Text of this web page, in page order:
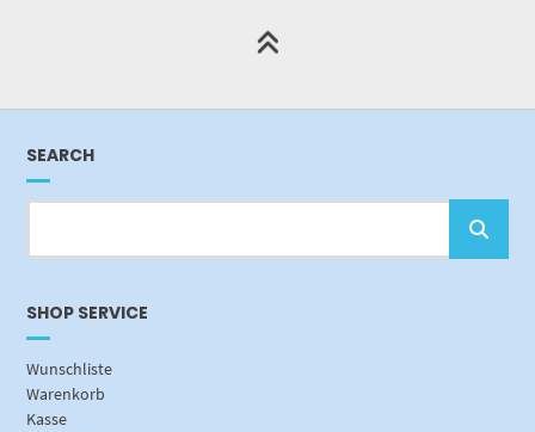
SEARCH
SHOP SERVICE
Wunschliste
Warenkorb
Kasse